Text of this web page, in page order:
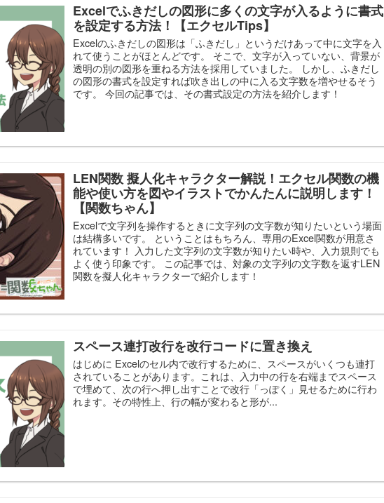
Excelでふきだしの図形に多くの文字が入るように書式
を設定する方法！【エクセルTips】
Excelのふきだしの図形は「ふきだし」というだけあって中に文字を入
れて使うことがほとんどです。 そこで、文字が入っていない、背景が
透明の別の図形を重ねる方法を採用していました。 しかし、ふきだし
の図形の書式を設定すれば吹き出しの中に入る文字数を増やせるそう
です。 今回の記事では、その書式設定の方法を紹介します！
LEN関数 擬人化キャラクター解説！エクセル関数の機
能や使い方を図やイラストでかんたんに説明します！
【関数ちゃん】
Excelで文字列を操作するときに文字列の文字数が知りたいという場面
は結構多いです。 ということはもちろん、専用のExcel関数が用意さ
れています！ 入力した文字列の文字数が知りたい時や、入力規則でも
よく使う印象です。 この記事では、対象の文字列の文字数を返すLEN
関数を擬人化キャラクターで紹介します！
スペース連打改行を改行コードに置き換え
はじめに Excelのセル内で改行するために、スペースがいくつも連打
されていることがあります。これは、入力中の行を右端までスペース
で埋めて、次の行へ押し出すことで改行「っぽく」見せるために行わ
れます。その特性上、行の幅が変わると形が...